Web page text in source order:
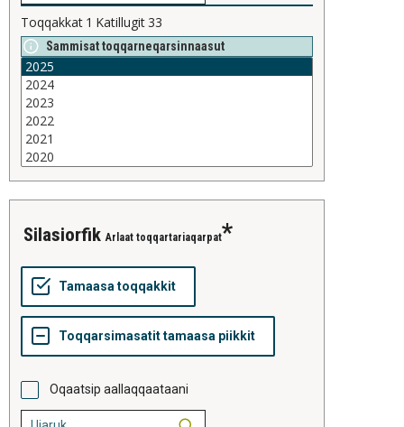
Toqqakkat 1 Katillugit33
Sammisat toqqarneqarsinnaasut
silasiorfik Arlaat toqqartariaqarpat
Oqaatsip aallaqqaataani